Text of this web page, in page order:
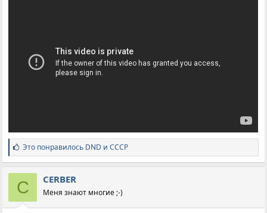
С
и
м
п
а
т
и
Это понравилось DND иCCCP
C CERBER
Меня знают многие ;-)